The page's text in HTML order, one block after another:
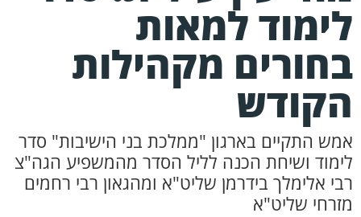
למאות
מקהילות
התקיים בארגון "ממלכת בני הישיבות" סדר
ושיחת הכנה לליל הסדר מהמשפיע הגה"צ
אלימלך בידרמן שליט"א ומהגאון רבי רחמים
שליט"א